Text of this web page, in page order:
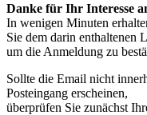
Danke für Ihr Interesse
In wenigen Minuten
Sie dem darin enthaltenen
um die Anmeldung zu
Sollte die Email nicht
Posteingang erscheinen,
überprüfen Sie zunächst